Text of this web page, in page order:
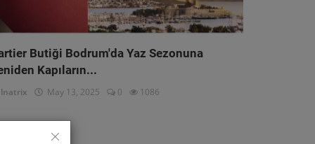
Butiği Bodrum'da Yaz Sezonuna
Kapıların...
May 13, 2025 0 1086